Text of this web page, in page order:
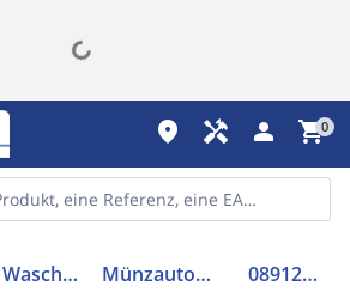
place handyman person shopping_cart0
Waschen Münzautomat 0891207